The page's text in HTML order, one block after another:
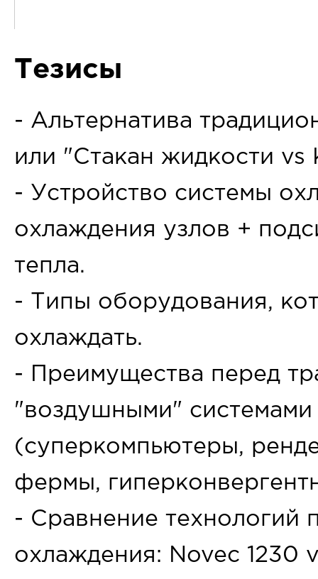
Тезисы
- Альтернатива
или "Стакан жидкости vs
- Устройство системы
охлаждения узлов +
тепла.
- Типы оборудования,
охлаждать.
- Преимущества перед
"воздушными"
(суперкомпьютеры,
фермы,
- Сравнение технологий
охлаждения: Novec 1230